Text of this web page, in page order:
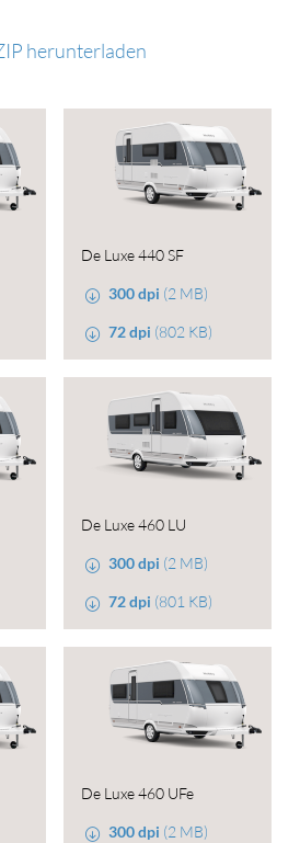
herunterladen
De Luxe 440 SF
300 dpi (2 MB)
72 dpi (802 KB)
De Luxe 460 LU
300 dpi (2 MB)
72 dpi (801 KB)
De Luxe 460 UFe
300 dpi (2 MB)